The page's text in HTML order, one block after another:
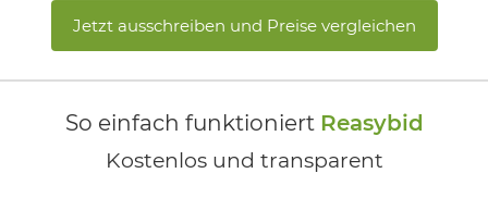
Jetzt ausschreiben und Preise vergleichen
So einfach funktioniert Reasybid
Kostenlos und transparent